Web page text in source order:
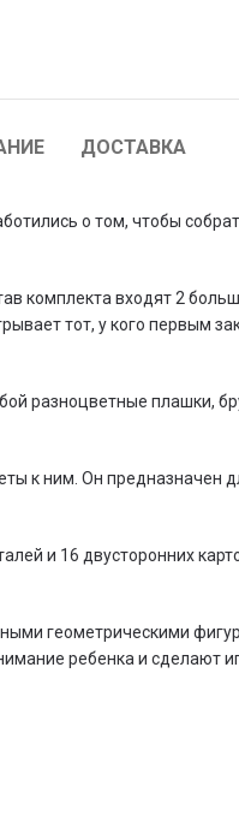
ДОСТАВКА
о том, чтобы
комплекта входят 2
тот, у кого первым
разноцветные плашки,
к ним. Он предназначен
и 16 двусторонних
геометрическими
ребенка и сделают